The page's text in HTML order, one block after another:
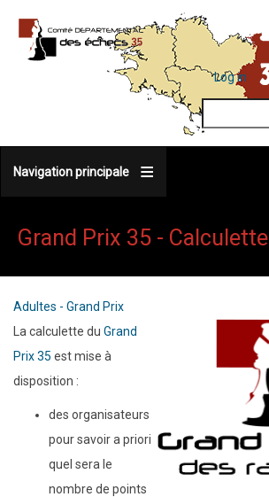
main
MENU
DU
COMPTE
DE
Log in
Navigation principale
Grand Prix 35 - Calculette
Adultes - Grand Prix
La calculette du Grand
Prix 35 est mise à
disposition :
des organisateurs
pour savoir a priori
quel sera le
nombre de points